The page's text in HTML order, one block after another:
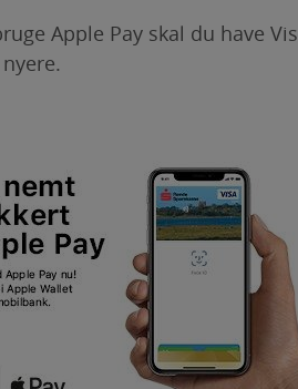
Apple Pay skal du have